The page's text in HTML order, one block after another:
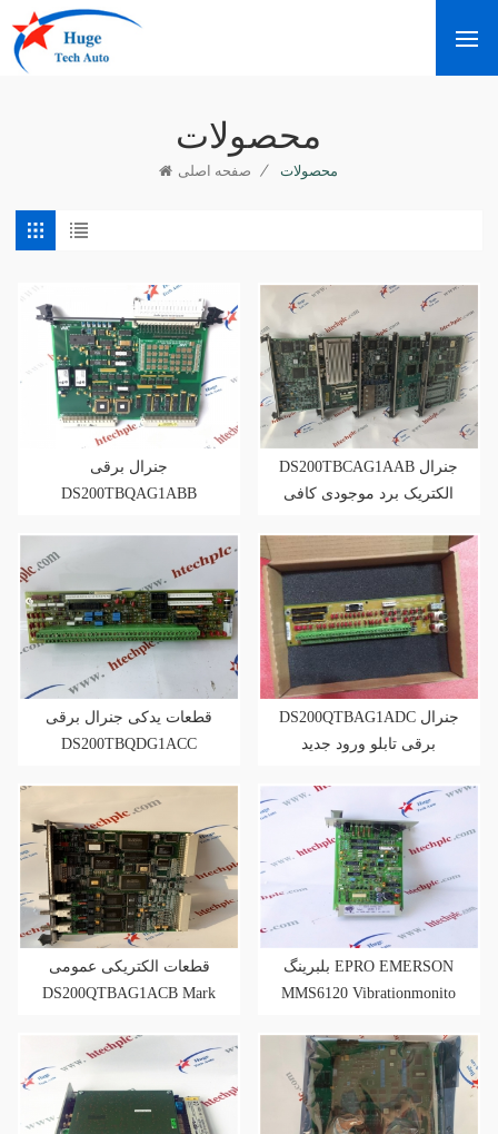
محصولات
صفحه اصلی / محصولات
جنرال برقی
DS200TBQAG1ABB
DS200TBCAG1AAB جنرال
الکتریک برد موجودی کافی
قطعات یدکی جنرال برقی
DS200TBQDG1ACC
DS200QTBAG1ADC جنرال
برقی تابلو ورود جدید
قطعات الکتریکی عمومی
DS200QTBAG1ACB Mark
بلبرینگ EPRO EMERSON
MMS6120 Vibrationmonito